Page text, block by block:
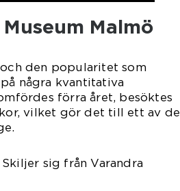
Malmö
den popularitet som
några kvantitativa
förra året, besöktes
vilket gör det till ett av de
sig från Varandra